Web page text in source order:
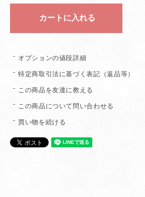
オプションの値段詳細
特定商取引法に基づく表記（返品等）
この商品を友達に教える
この商品について問い合わせる
買い物を続ける